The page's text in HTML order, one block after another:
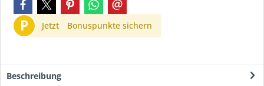
P Jetzt Bonuspunkte sichern
Beschreibung